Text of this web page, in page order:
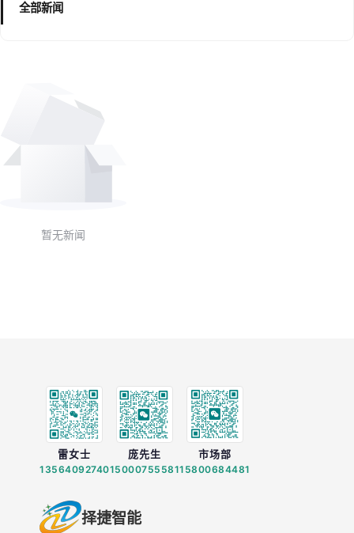
全部新闻
暂无新闻
雷女士
13564092740
庞先生
15000755581
市场部
15800684481
择捷智能